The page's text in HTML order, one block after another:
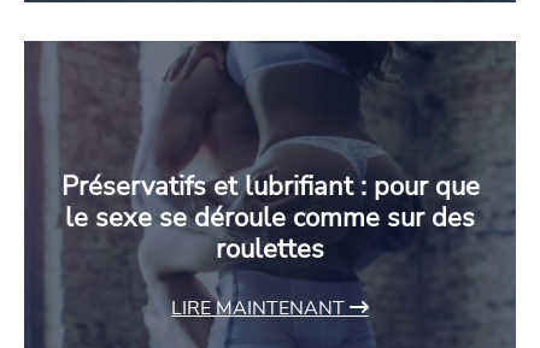
Préservatifs et lubrifiant : pour que
le sexe se déroule comme sur des
roulettes
LIRE MAINTENANT